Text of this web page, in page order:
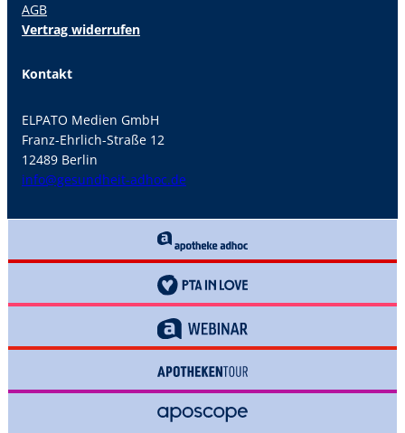
AGB
Vertrag widerrufen
Kontakt
ELPATO Medien GmbH
Franz-Ehrlich-Straße 12
12489 Berlin
info@gesundheit-adhoc.de